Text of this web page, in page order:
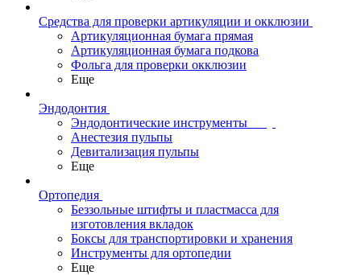
Средства для проверки артикуляции и окклюзии
Артикуляционная бумага прямая
Артикуляционная бумага подкова
Фольга для проверки окклюзии
Еще
Эндодонтия
Эндодонтические инструменты
Анестезия пульпы
Девитализация пульпы
Еще
Ортопедия
Беззольные штифты и пластмасса для
изготовления вкладок
Боксы для транспортировки и хранения
Инструменты для ортопедии
Еще